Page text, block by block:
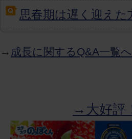
思春期は遅く迎え
→ 成長に関するQ&A一覧
→大好評